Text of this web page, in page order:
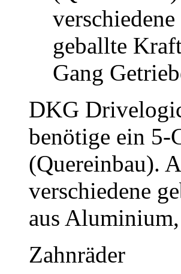
geballte
Gang
DKG
benötige ein 5-
(Quereinbau).
verschiedene
aus Aluminium,
Zahnräder